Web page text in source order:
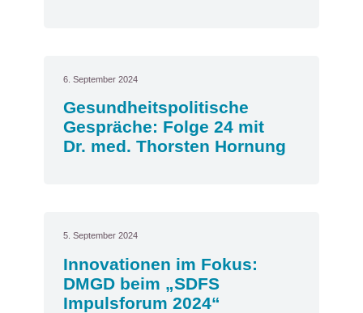
6. September 2024
Gesundheitspolitische
Gespräche: Folge 24 mit
Dr. med. Thorsten Hornung
5. September 2024
Innovationen im Fokus:
DMGD beim „SDFS
Impulsforum 2024“